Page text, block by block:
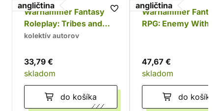
angličtina
Warhammer Fantasy
Roleplay: Tribes and
Tribulations
kolektív autorov
33,79 €
skladom
do košíka
angličtina
Warhammer
RPG: Enemy Within
47,67 €
skladom
do košíka